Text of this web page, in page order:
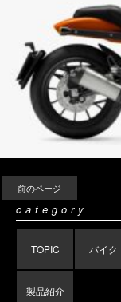
前のページ
category
TOPIC バイク
製品紹介